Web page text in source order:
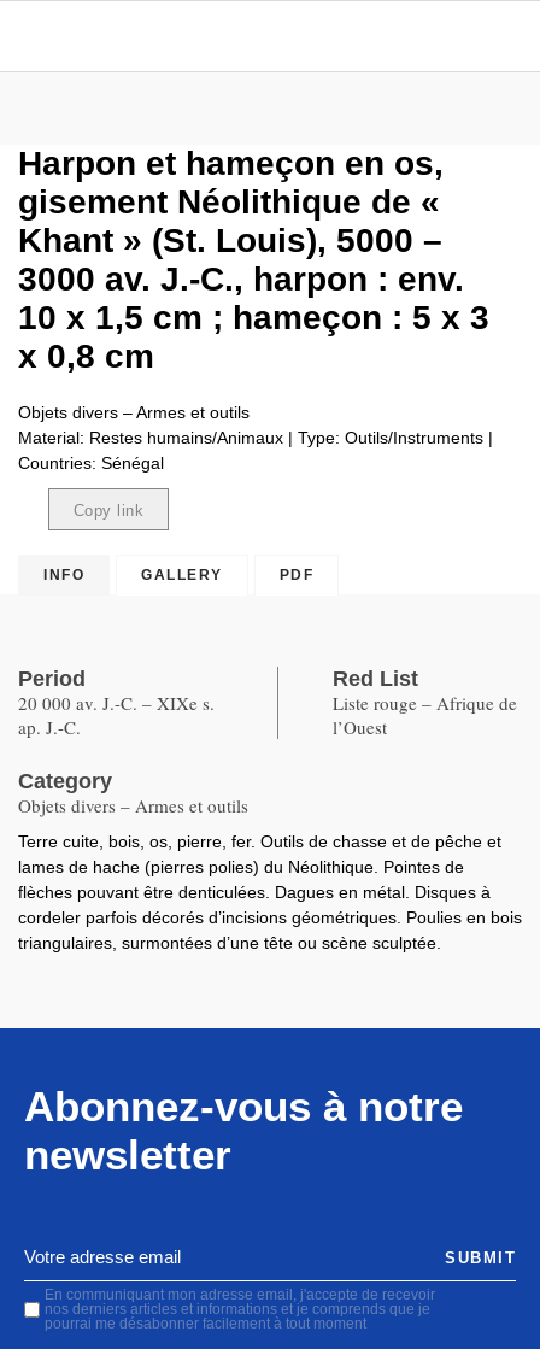
Harpon et hameçon en os,
gisement Néolithique de «
Khant » (St. Louis), 5000 –
3000 av. J.-C., harpon : env.
10 x 1,5 cm ; hameçon : 5 x 3
x 0,8 cm
Objets divers – Armes et outils
Material: Restes humains/Animaux | Type: Outils/Instruments |
Countries: Sénégal
Copy link
INFO GALLERY PDF
Period
20 000 av. J.-C. – XIXe s.
ap. J.-C.
Red List
Liste rouge – Afrique de
l’Ouest
Category
Objets divers – Armes et outils
Terre cuite, bois, os, pierre, fer. Outils de chasse et de pêche et
lames de hache (pierres polies) du Néolithique. Pointes de
flèches pouvant être denticulées. Dagues en métal. Disques à
cordeler parfois décorés d’incisions géométriques. Poulies en bois
triangulaires, surmontées d’une tête ou scène sculptée.
Abonnez-vous à notre
newsletter
En communiquant mon adresse email, j'accepte de recevoir
nos derniers articles et informations et je comprends que je
pourrai me désabonner facilement à tout moment
SUBMIT